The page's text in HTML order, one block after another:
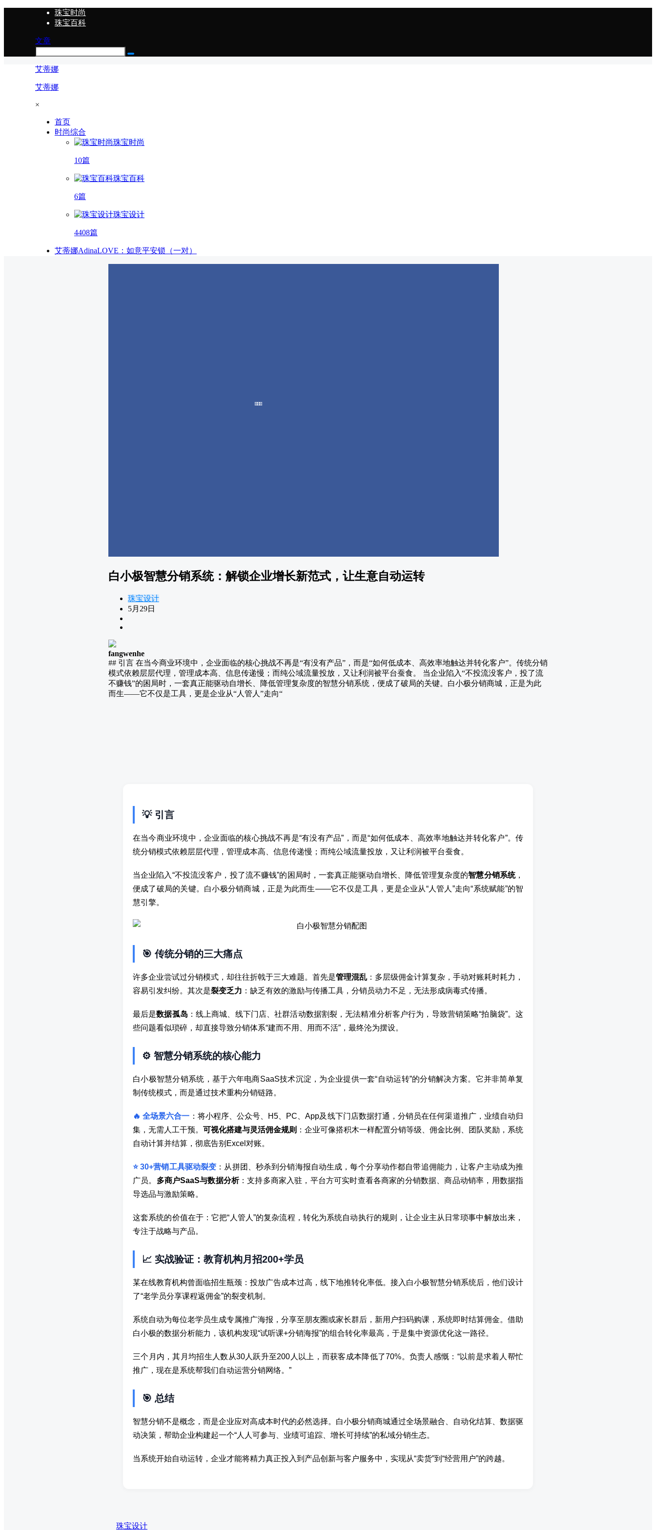
珠宝时尚
珠宝百科
文章
艾蒂娜
艾蒂娜
×
首页
时尚综合
珠宝时尚
10篇
珠宝百科
6篇
珠宝设计
4408篇
艾蒂娜AdinaLOVE：如意平安锁（一对）
白小极智慧分销系统：解锁企业增长新范式，让生意自动运转
珠宝设计
5月29日
fangwenhe
## 引言 在当今商业环境中，企业面临的核心挑战不再是“有没有产品”，而是“如何低成本、高效率地触达并转化客户”。传统分销
模式依赖层层代理，管理成本高、信息传递慢；而纯公域流量投放，又让利润被平台蚕食。 当企业陷入“不投流没客户，投了流
不赚钱”的困局时，一套真正能驱动自增长、降低管理复杂度的智慧分销系统，便成了破局的关键。白小极分销商城，正是为此
而生——它不仅是工具，更是企业从“人管人”走向“
💡 引言
在当今商业环境中，企业面临的核心挑战不再是“有没有产品”，而是“如何低成本、高效率地触达并转化客户”。传
统分销模式依赖层层代理，管理成本高、信息传递慢；而纯公域流量投放，又让利润被平台蚕食。
当企业陷入“不投流没客户，投了流不赚钱”的困局时，一套真正能驱动自增长、降低管理复杂度的智慧分销系统，
便成了破局的关键。白小极分销商城，正是为此而生——它不仅是工具，更是企业从“人管人”走向“系统赋能”的智
慧引擎。
🎯 传统分销的三大痛点
许多企业尝试过分销模式，却往往折戟于三大难题。首先是管理混乱 ：多层级佣金计算复杂，手动对账耗时耗力，
容易引发纠纷。其次是裂变乏力 ：缺乏有效的激励与传播工具，分销员动力不足，无法形成病毒式传播。
最后是数据孤岛 ：线上商城、线下门店、社群活动数据割裂，无法精准分析客户行为，导致营销策略“拍脑袋”。这
些问题看似琐碎，却直接导致分销体系“建而不用、用而不活”，最终沦为摆设。
⚙️ 智慧分销系统的核心能力
白小极智慧分销系统，基于六年电商SaaS技术沉淀，为企业提供一套“自动运转”的分销解决方案。它并非简单复
制传统模式，而是通过技术重构分销链路。
🔥 全场景六合一 ：将小程序、公众号、H5、PC、App及线下门店数据打通，分销员在任何渠道推广，业绩自动归
集，无需人工干预。 可视化搭建与灵活佣金规则 ：企业可像搭积木一样配置分销等级、佣金比例、团队奖励，系统
自动计算并结算，彻底告别Excel对账。
⭐ 30+营销工具驱动裂变 ：从拼团、秒杀到分销海报自动生成，每个分享动作都自带追佣能力，让客户主动成为推
广员。 多商户SaaS与数据分析：支持多商家入驻，平台方可实时查看各商家的分销数据、商品动销率，用数据指
导选品与激励策略。
这套系统的价值在于：它把“人管人”的复杂流程，转化为系统自动执行的规则，让企业主从日常琐事中解放出来，
专注于战略与产品。
📈 实战验证：教育机构月招200+学员
某在线教育机构曾面临招生瓶颈：投放广告成本过高，线下地推转化率低。接入白小极智慧分销系统后，他们设计
了“老学员分享课程返佣金”的裂变机制。
系统自动为每位老学员生成专属推广海报，分享至朋友圈或家长群后，新用户扫码购课，系统即时结算佣金。借助
白小极的数据分析能力，该机构发现“试听课+分销海报”的组合转化率最高，于是集中资源优化这一路径。
三个月内，其月均招生人数从30人跃升至200人以上，而获客成本降低了70%。负责人感慨：“以前是求着人帮忙
推广，现在是系统帮我们自动运营分销网络。”
🎯 总结
智慧分销不是概念，而是企业应对高成本时代的必然选择。白小极分销商城通过全场景融合、自动化结算、数据驱
动决策，帮助企业构建起一个“人人可参与、业绩可追踪、增长可持续”的私域分销生态。
当系统开始自动运转，企业才能将精力真正投入到产品创新与客户服务中，实现从“卖货”到“经营用户”的跨越。
珠宝设计